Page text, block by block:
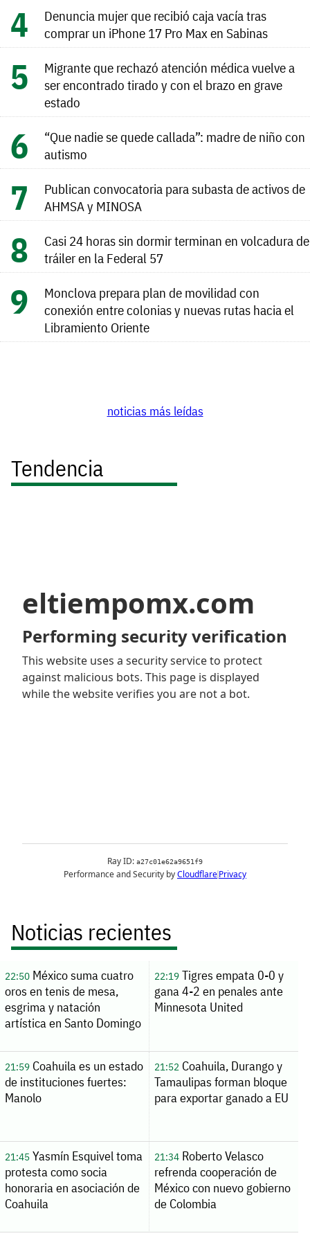
Denuncia mujer que recibió caja vacía tras
comprar un iPhone 17 Pro Max en Sabinas
Migrante que rechazó atención médica vuelve a
ser encontrado tirado y con el brazo en grave
estado
“Que nadie se quede callada”: madre de niño con
autismo
Publican convocatoria para subasta de activos de
AHMSA y MINOSA
Casi 24 horas sin dormir terminan en volcadura de
tráiler en la Federal 57
Monclova prepara plan de movilidad con
conexión entre colonias y nuevas rutas hacia el
Libramiento Oriente
noticias más leídas
Tendencia
Noticias recientes
22:50México suma cuatro
oros en tenis de mesa,
esgrima y natación
artística en Santo Domingo
22:19Tigres empata 0-0 y
gana 4-2 en penales ante
Minnesota United
21:59Coahuila es un estado
de instituciones fuertes:
Manolo
21:52 Coahuila, Durango y
Tamaulipas forman bloque
para exportar ganado a EU
21:45Yasmín Esquivel toma
protesta como socia
honoraria en asociación de
Coahuila
21:34Roberto Velasco
refrenda cooperación de
México con nuevo gobierno
de Colombia